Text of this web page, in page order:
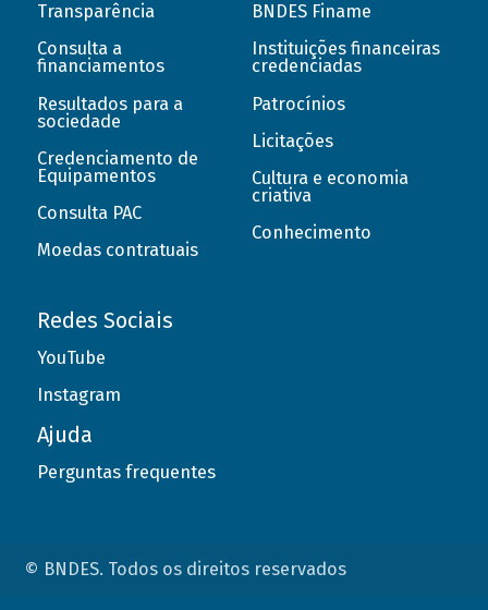
Transparência
Consulta a
financiamentos
Resultados para a
sociedade
Credenciamento de
Equipamentos
Consulta PAC
Moedas contratuais
BNDES Finame
Instituições financeiras
credenciadas
Patrocínios
Licitações
Cultura e economia
criativa
Conhecimento
Redes Sociais
YouTube
Instagram
Ajuda
Perguntas frequentes
© BNDES. Todos os direitos reservados